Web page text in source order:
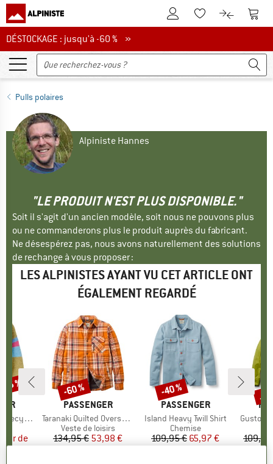
Vers le compte client
Vers la liste
Vers le
DÉSTOCKAGE : jusqu'à -60 %
DÉSTOCKAGE : jusqu'à -60 % »
Pulls polaires
Alpiniste Hannes
"LE PRODUIT N'EST PLUS DISPONIBLE."
Soit il s'agit d'un ancien modèle, soit nous ne pouvons plus
ou ne commanderons plus le produit auprès du fabricant.
Ne désespérez pas, nous avons naturellement des solutions
de rechange à vous proposer :
LES ALPINISTES AYANT VU CET ARTICLE ONT
ÉGALEMENT REGARDÉ
Cardigan
réduit
de
%
MARQUE
PASSENGER
Article
Taranaki Quilted Overshirt
Product group
Veste de loisirs
Prix
134,95 €Prix réduit
53,98 €
Remise
-60 %
MARQUE
PASSENGER
Article
Island Heavy Twill Shirt
Product group
Chemise
Prix
109,95 €Prix réduit
65,97 €
Remise
-40 %
Article
Gusto